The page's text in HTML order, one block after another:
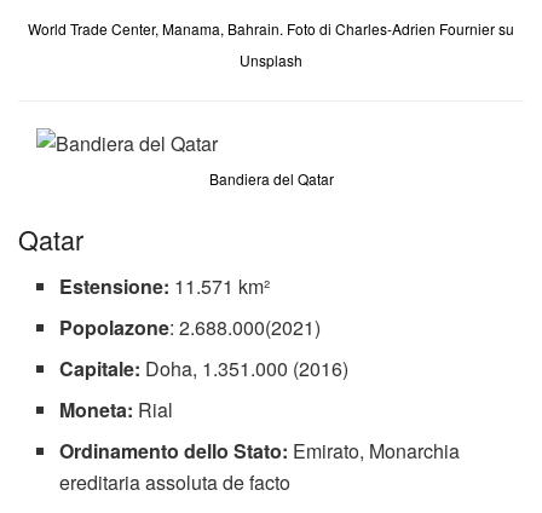
World Trade Center, Manama, Bahrain. Foto di Charles-Adrien Fournier su
Unsplash
Bandiera del Qatar
Qatar
Estensione: 11.571 km²
Popolazone: 2.688.000(2021)
Capitale: Doha, 1.351.000 (2016)
Moneta: Rial
Ordinamento dello Stato: Emirato, Monarchia
ereditaria assoluta de facto